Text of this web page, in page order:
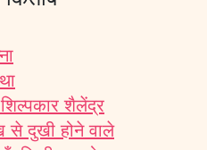
शैलेंद्र
से दुखी होने वाले